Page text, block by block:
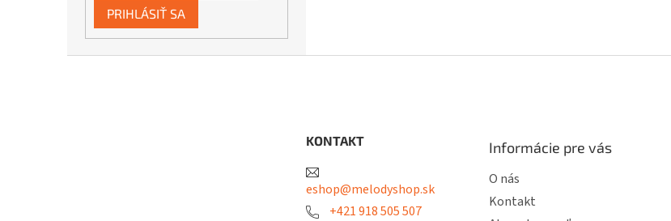
PRIHLÁSIŤ SA
KONTAKT
eshop@melodyshop.sk
+421 918 505 507
Informácie pre vás
O nás
Kontakt